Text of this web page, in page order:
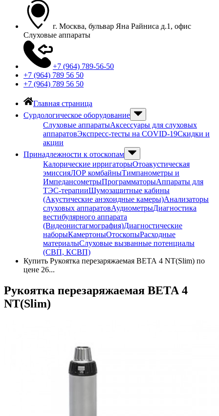
г. Москва, бульвар Яна Райниса д.1, офис
Слуховые аппараты
+7 (964) 789-56-50
+7 (964) 789 56 50
+7 (964) 789 56 50
Главная страница
Сурдологическое оборудование
Слуховые аппаратыАксессуары для слуховых
аппаратовЭкспресс-тесты на COVID-19Скидки и
акции
Принадлежности к отоскопам
Калорические ирригаторыОтоакустическая
эмиссияЛОР комбайныТимпанометры и
ИмпедансометрыПрограмматорыАппараты для
ТЭС-терапииШумозащитные кабины
(Акустические анэхоидные камеры)Анализаторы
слуховых аппаратовАудиометрыДиагностика
вестибулярного аппарата
(Видеонистагмография)Диагностические
наборыКамертоныОтоскопыРасходные
материалыСлуховые вызванные потенциалы
(СВП, КСВП)
Купить Рукоятка перезаряжаемая ВЕТА 4 NT(Slim) по
цене 26...
Рукоятка перезаряжаемая ВЕТА 4
NT(Slim)